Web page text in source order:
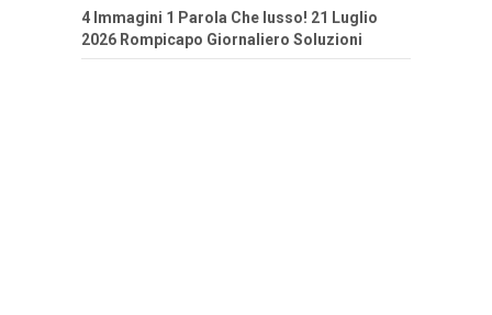
4 Immagini 1 Parola Che lusso! 21 Luglio
2026 Rompicapo Giornaliero Soluzioni